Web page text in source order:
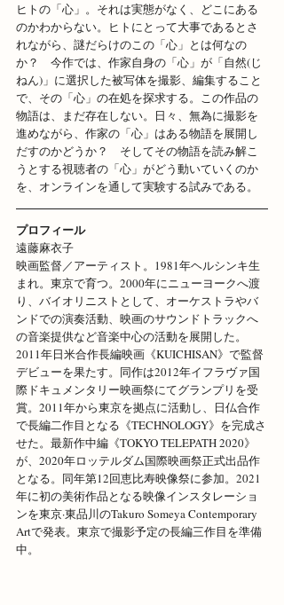
ヒトの「心」。それは実態がなく、どこにある
のかわからない。ヒトにとって大事であるとさ
れながら、謎だらけのこの「心」とは何なの
か？　今作では、作家自身の「心」が「自然(じ
ねん)」に選択した被写体を撮影、編集すること
で、その「心」の在処を探求する。この作品の
物語は、まだ存在しない。日々、無為に撮影を
進めながら、作家の「心」はある物語を展開し
だすのかどうか？　そしてその物語を読み解こ
うとする視聴者の「心」がどう動いていくのか
を、オンラインを通して実験する試みである。
プロフィール
遠藤麻衣子
映画監督／アーティスト。1981年ヘルシンキ生
まれ。東京で育つ。2000年にニューヨークへ渡
り、バイオリニストとして、オーケストラやバ
ンドでの演奏活動、映画のサウンドトラックへ
の音楽提供など音楽中心の活動を展開した。
2011年日米合作長編映画《KUICHISAN》で監督
デビューを果たす。同作は2012年イフラヴァ国
際ドキュメンタリー映画祭にてグランプリを受
賞。2011年から東京を拠点に活動し、日仏合作
で長編二作目となる《TECHNOLOGY》を完成さ
せた。最新作中編《TOKYO TELEPATH 2020》
が、2020年ロッテルダム国際映画祭正式出品作
となる。同年第12回恵比寿映像祭に参加。2021
年に初の美術作品となる映像インスタレーショ
ンを東京·東品川のTakuro Someya Contemporary
Artで発表。東京で撮影予定の長編三作目を準備
中。